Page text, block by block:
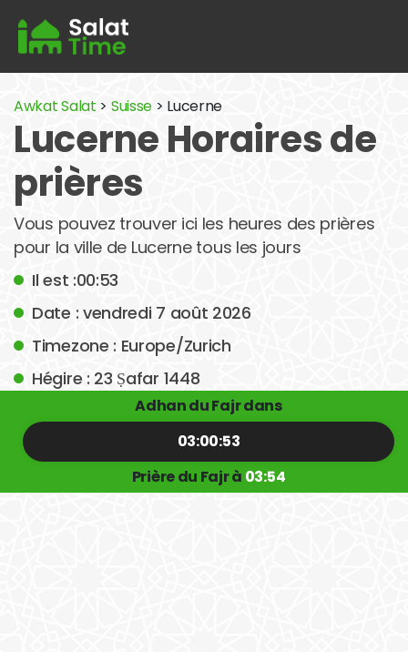
Awkat Salat > Suisse > Lucerne
Lucerne Horaires de
prières
Vous pouvez trouver ici les heures des prières
pour la ville de Lucerne tous les jours
Il est :00:53
Date : vendredi 7 août 2026
Timezone : Europe/Zurich
Hégire : 23 Ṣafar 1448
Adhan du Fajr dans
03:00:52
Prière du Fajr à 03:54